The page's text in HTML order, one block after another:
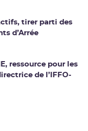
tirer parti des
d’Arrée
ressource pour les
de l’IFFO-